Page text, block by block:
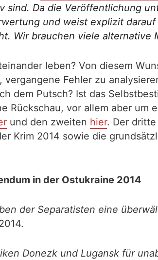
sind. Da die Veröffentlichung
und weist explizit darauf
Wir brauchen viele alternative
leben? Von diesem
Fehler zu
dem Putsch? Ist das
vor allem aber um
und den zweiten hier. Der
Krim 2014 sowie die
in der Ostukraine 2014
der Separatisten eine
Donezk und Lugansk für